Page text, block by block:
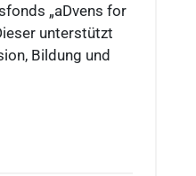
„aDvens for
unterstützt
Bildung und